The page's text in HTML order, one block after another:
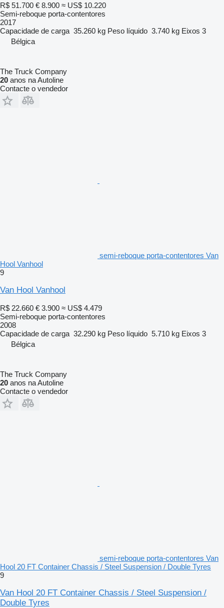
R$ 51.700 € 8.900 ≈ US$ 10.220
Semi-reboque porta-contentores
2017
Capacidade de carga 35.260 kg Peso líquido 3.740 kg Eixos 3
Bélgica
The Truck Company
20 anos na Autoline
Contacte o vendedor
semi-reboque porta-contentores Van
Hool Vanhool
9
Van Hool Vanhool
R$ 22.660 € 3.900 ≈ US$ 4.479
Semi-reboque porta-contentores
2008
Capacidade de carga 32.290 kg Peso líquido 5.710 kg Eixos 3
Bélgica
The Truck Company
20 anos na Autoline
Contacte o vendedor
semi-reboque porta-contentores Van
Hool 20 FT Container Chassis / Steel Suspension / Double Tyres
9
Van Hool 20 FT Container Chassis / Steel Suspension /
Double Tyres